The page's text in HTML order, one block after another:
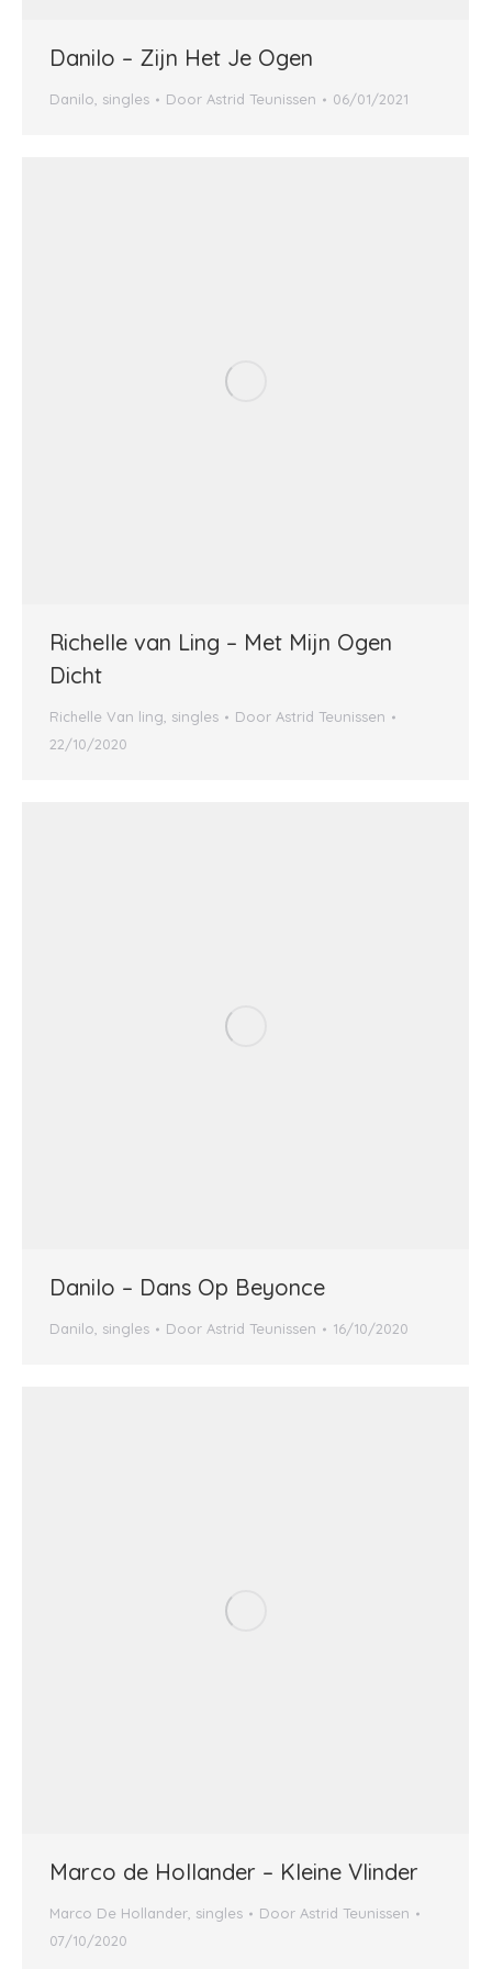
Danilo – Zijn Het Je Ogen
Danilo singles Door Astrid Teunissen 06/01/2021
Richelle van Ling – Met Mijn Ogen
Dicht
Richelle Van ling singles Door Astrid Teunissen
22/10/2020
Danilo – Dans Op Beyonce
Danilo singles Door Astrid Teunissen 16/10/2020
Marco de Hollander – Kleine Vlinder
Marco De Hollander singles Door Astrid Teunissen
07/10/2020